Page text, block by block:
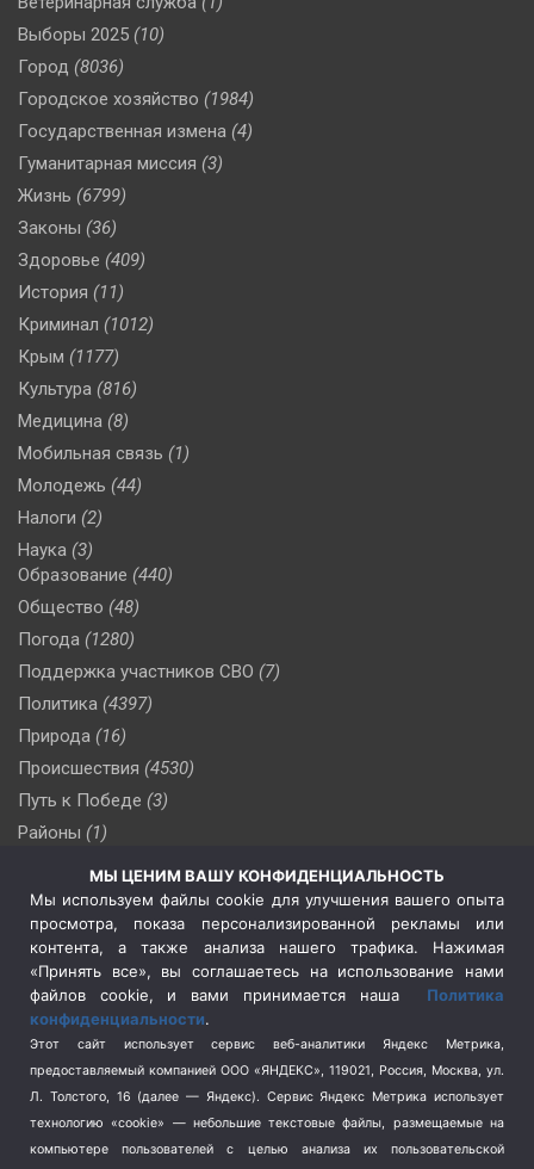
Выборы 2025 (10)
Город (8036)
Городское хозяйство (1984)
Государственная измена (4)
Гуманитарная миссия (3)
Жизнь (6799)
Законы (36)
Здоровье (409)
История (11)
Криминал (1012)
Крым (1177)
Культура (816)
Медицина (8)
Мобильная связь (1)
Молодежь (44)
Налоги (2)
Наука (3)
Образование (440)
Общество (48)
Погода (1280)
Поддержка участников СВО (7)
Политика (4397)
Природа (16)
Происшествия (4530)
Путь к Победе (3)
Районы (1)
(510)
Сельское хозяйство (3)
Социальная политика
(3)
Спецоперация в Украине
Спецоперация на Украине
(404)
Спорт (740)
Терроризм (1)
Транспорт (262)
Туризм (178)
МЫ ЦЕНИМ ВАШУ КОНФИДЕНЦИАЛЬНОСТЬ
Мы используем файлы cookie для улучшения вашего опыта
просмотра, показа персонализированной рекламы или
контента, а также анализа нашего трафика. Нажимая
«Принять все», вы соглашаетесь на использование нами
файлов cookie, и вами принимается наша Политика
конфиденциальности.
Этот сайт использует сервис веб-аналитики Яндекс Метрика,
предоставляемый компанией ООО «ЯНДЕКС», 119021, Россия, Москва, ул.
Л. Толстого, 16 (далее — Яндекс). Сервис Яндекс Метрика использует
технологию «cookie» — небольшие текстовые файлы, размещаемые на
компьютере пользователей с целью анализа их пользовательской